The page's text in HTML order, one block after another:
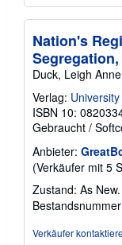
Nation's
Duck, Leigh Anne
Verlag:
ISBN 10:
Gebraucht /
Anbieter:
(Verkäufer mit 5
Zustand: As
Verkäufer